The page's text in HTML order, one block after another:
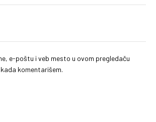
e-poštu i veb mesto u ovom pregledaču
komentarišem.